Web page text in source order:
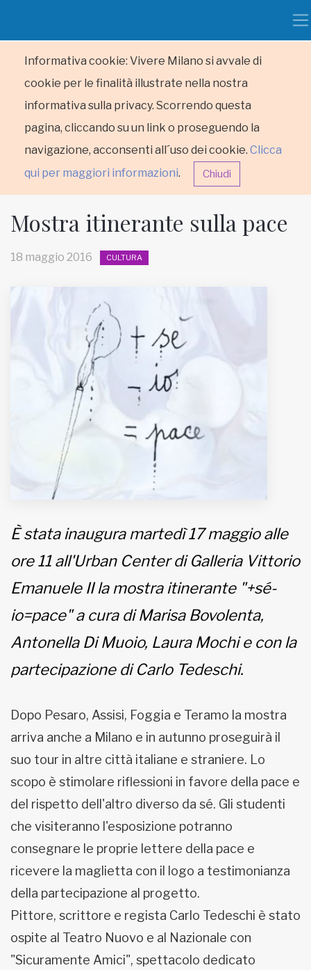
Informativa cookie: Vivere Milano si avvale di
cookie per le finalità illustrate nella nostra
informativa sulla privacy. Scorrendo questa
pagina, cliccando su un link o proseguendo la
navigazione, acconsenti all´uso dei cookie. Clicca
qui per maggiori informazioni. Chiudi
Inviateci le vostre segnalazioni
Iscriviti alla newsletter
www.viveremilano.info
Fondato e diretto da Enzo De
Bernardis
Imbonati, 89 20159 Milano (Italia)
Informativa sulla privacy
Mostra itinerante sulla pace
18 maggio 2016 CULTURA
È stata inaugura martedì 17 maggio alle
ore 11 all'Urban Center di Galleria Vittorio
Emanuele II la mostra itinerante "+sé-
io=pace" a cura di Marisa Bovolenta,
Antonella Di Muoio, Laura Mochi e con la
partecipazione di Carlo Tedeschi.
Dopo Pesaro, Assisi, Foggia e Teramo la mostra
arriva anche a Milano e in autunno proseguirà il
suo tour in altre città italiane e straniere. Lo
scopo è stimolare riflessioni in favore della pace e
del rispetto dell'altro diverso da sé. Gli studenti
che visiteranno l'esposizione potranno
consegnare le proprie lettere della pace e
ricevere la maglietta con il logo a testimonianza
della partecipazione al progetto.
Pittore, scrittore e regista Carlo Tedeschi è stato
ospite al Teatro Nuovo e al Nazionale con
"Sicuramente Amici", spettacolo dedicato